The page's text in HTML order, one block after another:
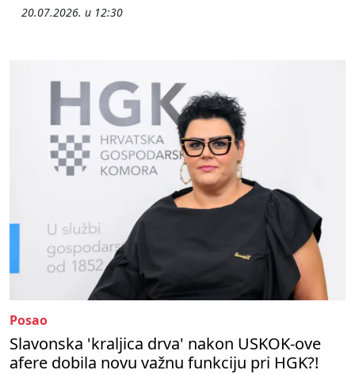
20.07.2026. u 12:30
Posao
Slavonska 'kraljica drva' nakon USKOK-ove
afere dobila novu važnu funkciju pri HGK?!